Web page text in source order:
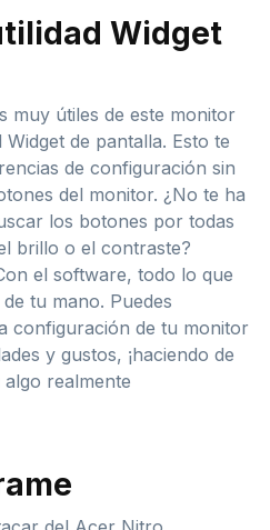
Widget
muy útiles de este monitor
de pantalla. Esto te
de configuración sin
del monitor. ¿No te ha
los botones por todas
brillo o el contraste?
el software, todo lo que
tu mano. Puedes
configuración de tu monitor
y gustos, ¡haciendo de
realmente